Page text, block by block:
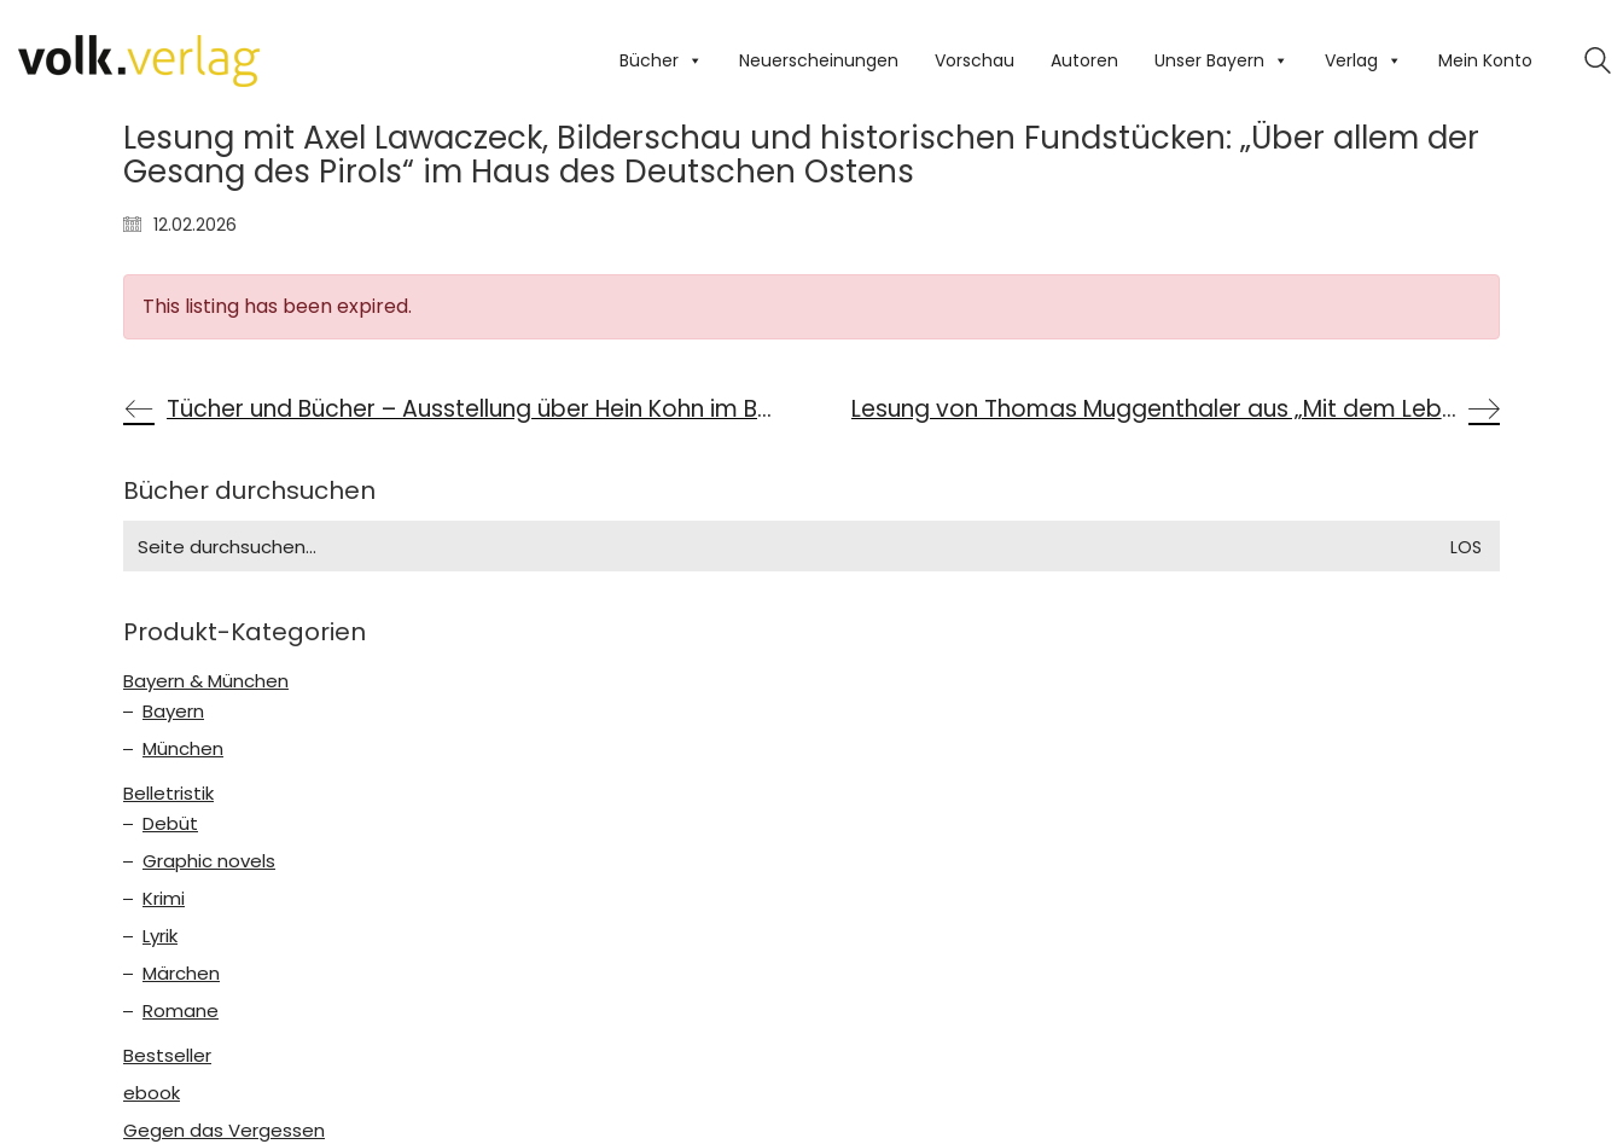
Bücher Neuerscheinungen Vorschau Autoren Unser Bayern Verlag Mein Konto
Lesung mit Axel Lawaczeck, Bilderschau und historischen Fundstücken: „Über allem der
Gesang des Pirols“ im Haus des Deutschen Ostens
12.02.2026
This listing has been expired.
Tücher und Bücher – Ausstellung über Hein Kohn im Brechthaus in Augsburg Lesung von Thomas Muggenthaler aus „Mit dem Leben davongekommen“
Bücher durchsuchen
for:
Produkt-Kategorien
Bayern & München
Bayern
München
Belletristik
Debüt
Graphic novels
Krimi
Lyrik
Märchen
Romane
Bestseller
ebook
Gegen das Vergessen